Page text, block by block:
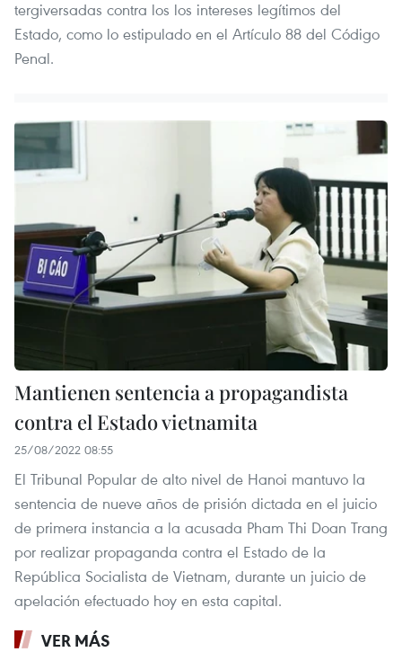
tergiversadas contra los los intereses legítimos del
Estado, como lo estipulado en el Artículo 88 del Código
Penal.
Mantienen sentencia a propagandista
contra el Estado vietnamita
25/08/2022 08:55
El Tribunal Popular de alto nivel de Hanoi mantuvo la
sentencia de nueve años de prisión dictada en el juicio
de primera instancia a la acusada Pham Thi Doan Trang
por realizar propaganda contra el Estado de la
República Socialista de Vietnam, durante un juicio de
apelación efectuado hoy en esta capital.
VER MÁS